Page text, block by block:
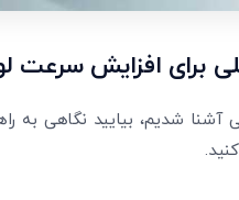
برای افزایش سرعت
آشنا شدیم، بیایید نگاهی